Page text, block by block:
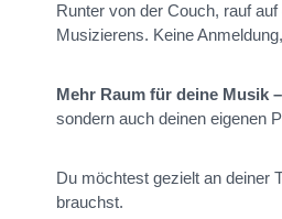
Runter von der Couch, rauf
Musizierens. Keine
Mehr Raum für deine Musik
sondern auch deinen eigenen
Du möchtest gezielt an deiner
brauchst.